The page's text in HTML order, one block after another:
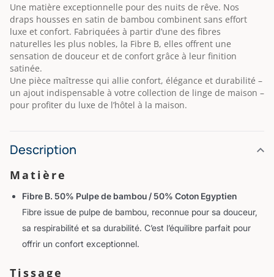
Une matière exceptionnelle pour des nuits de rêve. Nos
draps housses en satin de bambou combinent sans effort
luxe et confort. Fabriquées à partir d’une des fibres
naturelles les plus nobles, la Fibre B, elles offrent une
sensation de douceur et de confort grâce à leur finition
satinée.
Une pièce maîtresse qui allie confort, élégance et durabilité –
un ajout indispensable à votre collection de linge de maison –
pour profiter du luxe de l’hôtel à la maison.
Description
Matière
Fibre B. 50% Pulpe de bambou / 50% Coton Egyptien
Fibre issue de pulpe de bambou, reconnue pour sa douceur,
sa respirabilité et sa durabilité. C’est l’équilibre parfait pour
offrir un confort exceptionnel.
Tissage